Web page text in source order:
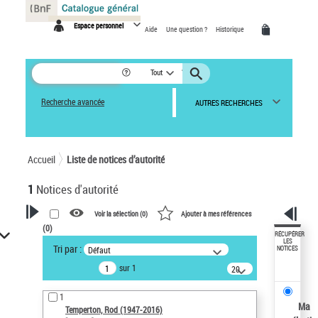
Espace personnel Aide Une question ? Historique
Tout
Recherche avancée AUTRES RECHERCHES
Accueil Liste de notices d’autorité
1 Notices d'autorité
VOTRE RECHERCHE
Recherche avancée dans les
notices d’autorité
Œuvres liées à l'auteur :
Temperton, Rod (1947-2016)
Voir la sélection (0) Ajouter à mes références
(0)
Tri par : Défaut
sur 1
20
résultats/page
1
Temperton, Rod (1947-2016)
RÉCUPÉRER
LES
NOTICES
Ma
Panneau de gestion des cookies